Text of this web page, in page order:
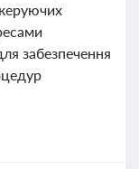
забезпечення